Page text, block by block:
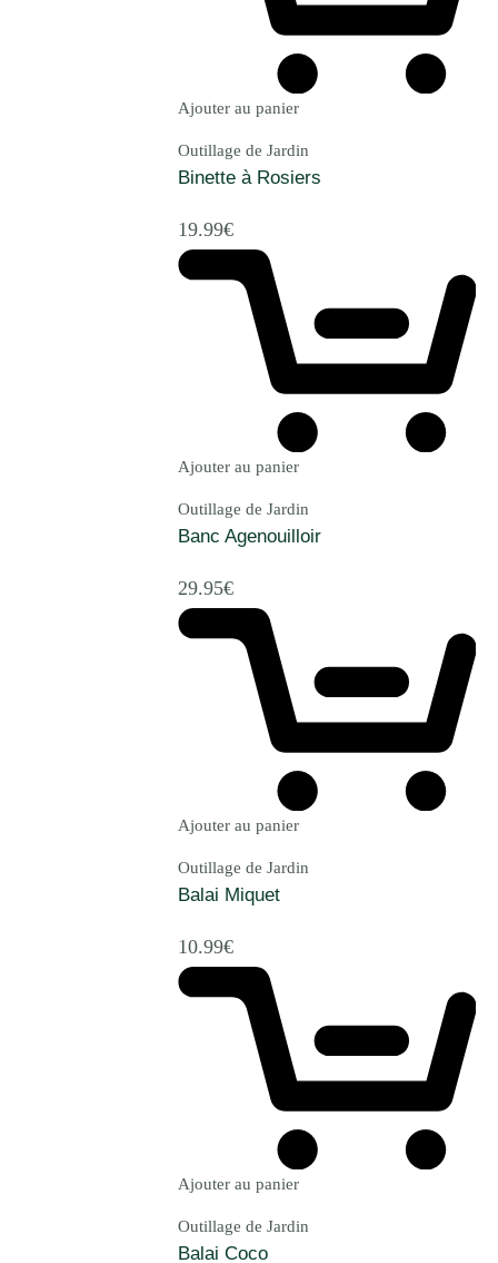
Ajouter au panier
Outillage de Jardin
Binette à Rosiers
19.99€
Ajouter au panier
Outillage de Jardin
Banc Agenouilloir
29.95€
Ajouter au panier
Outillage de Jardin
Balai Miquet
10.99€
Ajouter au panier
Outillage de Jardin
Balai Coco